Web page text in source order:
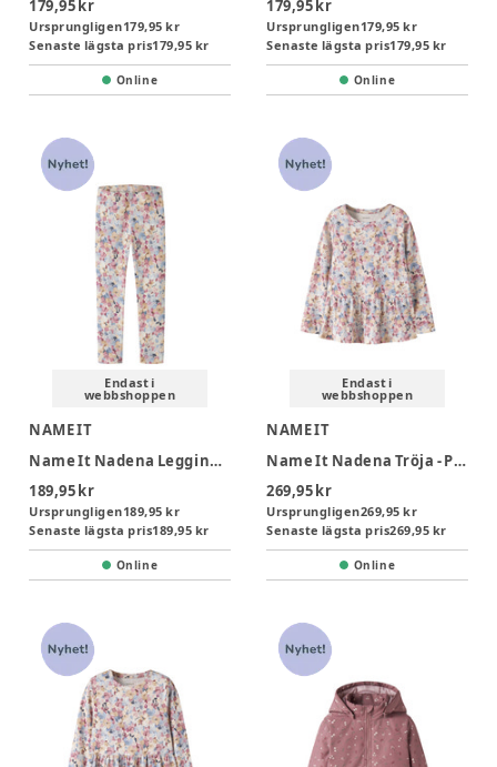
179,95 kr
Ursprungligen179,95 kr
Senaste lägsta pris179,95 kr
Online
179,95 kr
Ursprungligen179,95 kr
Senaste lägsta pris179,95 kr
Online
Endast i
webbshoppen
NAME IT
Name It Nadena Leggings - Peyote Melange
189,95 kr
Ursprungligen189,95 kr
Senaste lägsta pris189,95 kr
Online
Endast i
webbshoppen
NAME IT
Name It Nadena Tröja - Peyote Melange
269,95 kr
Ursprungligen269,95 kr
Senaste lägsta pris269,95 kr
Online